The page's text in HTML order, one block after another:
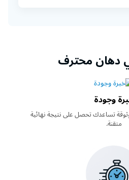
وجودة
تساعدك تحصل على نتيجة نهائية
متقنة.